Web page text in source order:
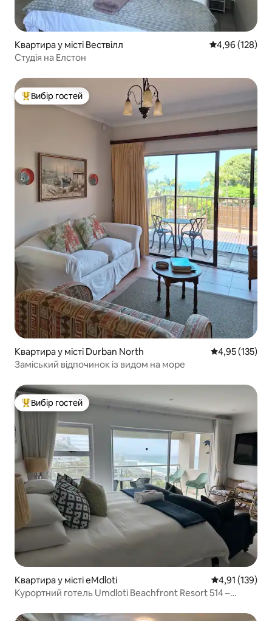
Квартира у місті Вествілл Середня
4,96 (128)
Студія на Елстон
Топ вибір гостей
Вибір гостей
Квартира у місті Durban North Середня
4,95 (135)
Заміський відпочинок із видом на море
Топ вибір гостей
Вибір гостей
Квартира у місті eMdloti Середня
4,91 (139)
Курортний готель Umdloti Beachfront Resort 514 –